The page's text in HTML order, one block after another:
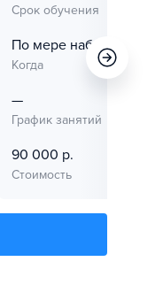
Срок обучения
По мере набора
Когда
—
График занятий
90 000 р.
Стоимость